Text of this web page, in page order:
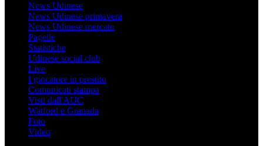
News Udinese
News Udinese primavera
News Udinese mercato
Pagelle
Statistiche
Udinese social club
Live
I giocatore in prestito
Comunicati stampa
Visti dall'AUC
Watford e Granada
Foto
Video